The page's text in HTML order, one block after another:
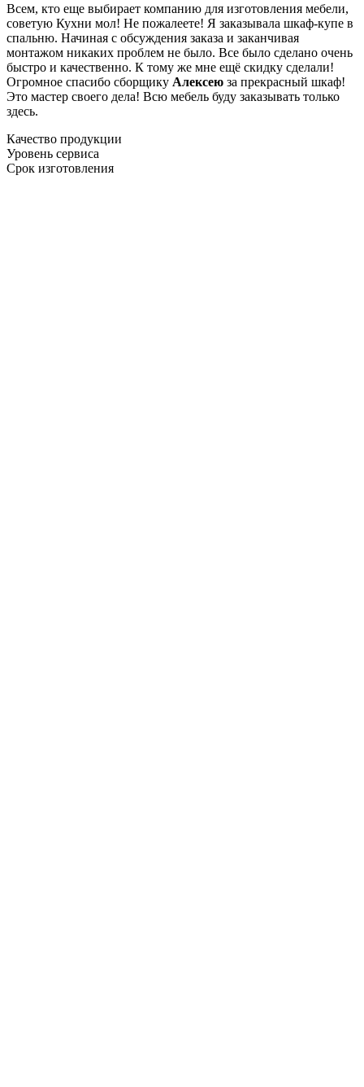
Всем, кто еще выбирает компанию для изготовления мебели,
советую Кухни мол! Не пожалеете! Я заказывала шкаф-купе в
спальню. Начиная с обсуждения заказа и заканчивая
монтажом никаких проблем не было. Все было сделано очень
быстро и качественно. К тому же мне ещё скидку сделали!
Огромное спасибо сборщику Алексею за прекрасный шкаф!
Это мастер своего дела! Всю мебель буду заказывать только
здесь.
Качество продукции
Уровень сервиса
Срок изготовления